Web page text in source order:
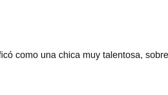
como una chica muy talentosa,